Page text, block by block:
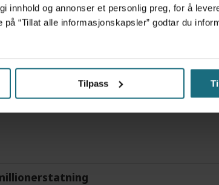
innhold og annonser et personlig preg, for å
“Tillat alle informasjonskapsler” godtar du
Tilpass
– i en 16-fots motorbåt